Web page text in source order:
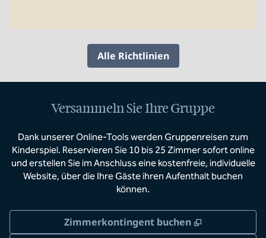
Alle Richtlinien
Versammeln Sie Ihre Gruppe
Dank unserer Online-Tools werden Gruppenreisen zum
Kinderspiel. Reservieren Sie 10 bis 25 Zimmer sofort online
und erstellen Sie im Anschluss eine kostenfreie, individuelle
Website, über die Ihre Gäste ihren Aufenthalt buchen
können.
Zimmerkontingent buchen ,